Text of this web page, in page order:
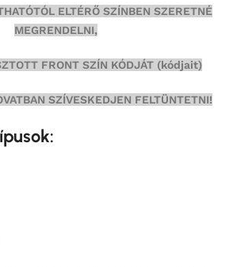
ELTÉRŐ SZÍNBEN SZERETNÉ
MEGRENDELNI,
FRONT SZÍN KÓDJÁT (kódjait)
SZÍVESKEDJEN FELTÜNTETNI!